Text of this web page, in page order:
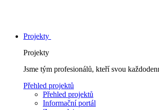
Projekty
Projekty
Jsme tým profesionálů, kteří svou
Přehled projektů
Přehled projektů
Informační portál